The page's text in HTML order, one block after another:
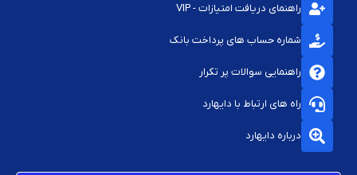
راهنمای دریافت امتیازات - VIP
شماره حساب های پرداخت بانک
راهنمایی سوالات پر تکرار
راه های ارتباط با دایهارد
درباره دایهارد